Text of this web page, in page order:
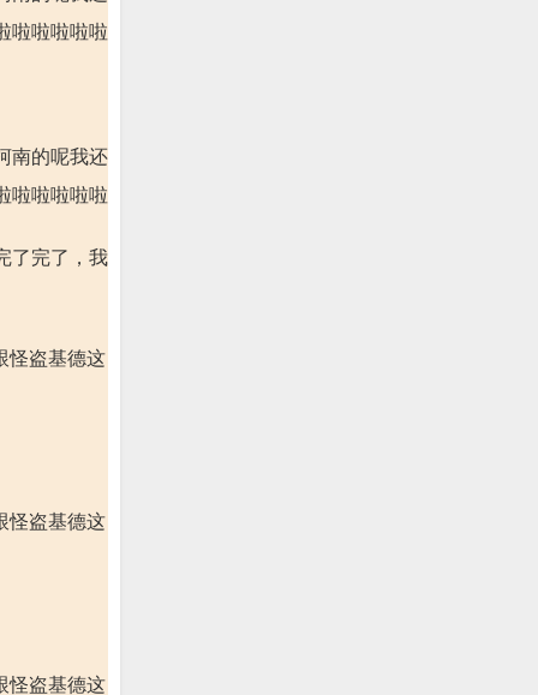
啦啦啦啦啦
南的呢我还
啦啦啦啦啦
了完了，我
怪盗基德这
怪盗基德这
怪盗基德这